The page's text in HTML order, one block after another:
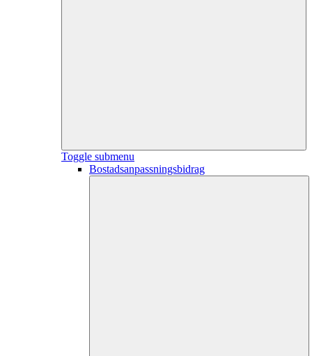
Toggle submenu
Bostadsanpassningsbidrag